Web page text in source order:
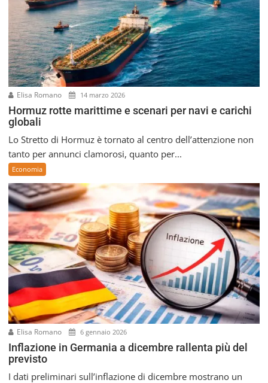
i
c
o
l
i
Elisa Romano 14 marzo 2026
Hormuz rotte marittime e scenari per navi e carichi
globali
Lo Stretto di Hormuz è tornato al centro dell’attenzione non
tanto per annunci clamorosi, quanto per...
Economia
Elisa Romano 6 gennaio 2026
Inflazione in Germania a dicembre rallenta più del
previsto
I dati preliminari sull’inflazione di dicembre mostrano un